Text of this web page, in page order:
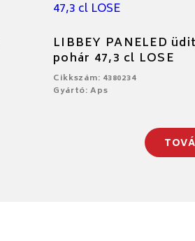
LIBBEY PANELED
pohár 47,3 cl LOSE
Cikkszám: 4380234
Gyártó: Aps